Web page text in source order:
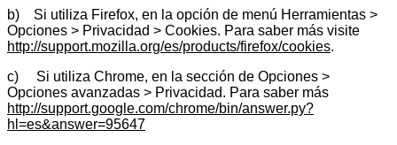
b) Si utiliza Firefox, en la opción de menú Herramientas >
Opciones > Privacidad > Cookies. Para saber más visite
http://support.mozilla.org/es/products/firefox/cookies.
c) Si utiliza Chrome, en la sección de Opciones >
Opciones avanzadas > Privacidad. Para saber más
http://support.google.com/chrome/bin/answer.py?
hl=es&answer=95647